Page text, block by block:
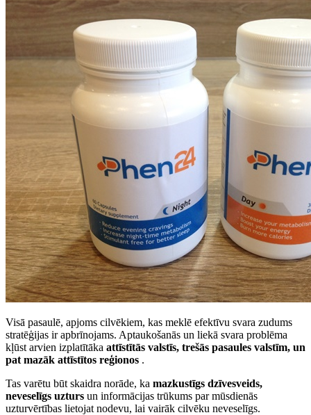
Visā pasaulē, apjoms cilvēkiem, kas meklē efektīvu svara zudums
stratēģijas ir apbrīnojams. Aptaukošanās un liekā svara problēma
kļūst arvien izplatītāka attīstītās valstīs, trešās pasaules valstīm, un
pat mazāk attīstītos reģionos .
Tas varētu būt skaidra norāde, ka mazkustīgs dzīvesveids,
neveselīgs uzturs un informācijas trūkums par mūsdienās
uzturvērtības lietojat nodevu, lai vairāk cilvēku neveselīgs.